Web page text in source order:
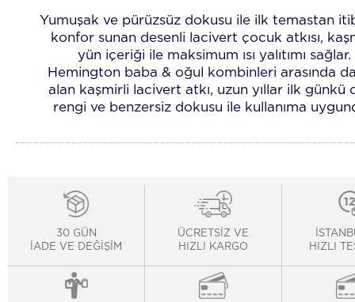
Yumuşak ve pürüzsüz dokusu ile ilk temastan
konfor sunan desenli lacivert çocuk atkısı,
yün içeriği ile maksimum ısı yalıtımı sağlar.
Hemington baba & oğul kombinleri arasında
alan kaşmirli lacivert atkı, uzun yıllar ilk günkü
rengi ve benzersiz dokusu ile kullanıma
30 GÜN
İADE VE DEĞİŞİM
ÜCRETSİZ VE
HIZLI KARGO
HIZLI